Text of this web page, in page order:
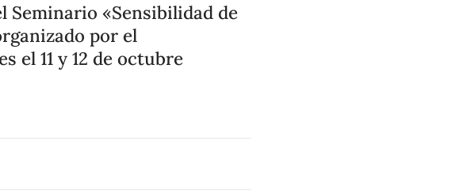
Seminario «Sensibilidad de
por el
el 11 y 12 de octubre